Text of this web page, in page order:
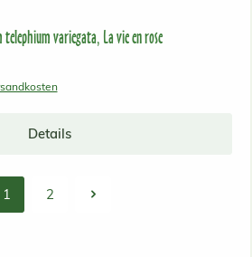
variegata, La vie en rose
Details
Seite
1 Seite
2